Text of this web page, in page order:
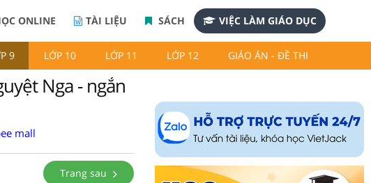
ONLINE TÀI LIỆU SÁCH VIỆC LÀM GIÁO DỤC
9 LỚP 10 LỚP 11 LỚP 12 GIÁO ÁN - ĐỀ THI
Nga - ngắn
mall
Trang sau